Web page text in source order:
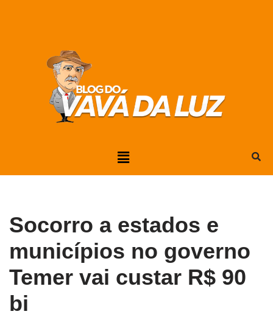
Socorro a estados e
municípios no governo
Temer vai custar R$ 90
bi